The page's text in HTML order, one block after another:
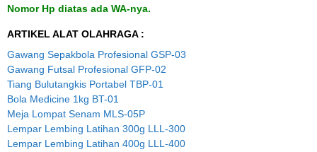
Nomor Hp diatas ada WA-nya.
ARTIKEL ALAT OLAHRAGA :
Gawang Sepakbola Profesional GSP-03
Gawang Futsal Profesional GFP-02
Tiang Bulutangkis Portabel TBP-01
Bola Medicine 1kg BT-01
Meja Lompat Senam MLS-05P
Lempar Lembing Latihan 300g LLL-300
Lempar Lembing Latihan 400g LLL-400